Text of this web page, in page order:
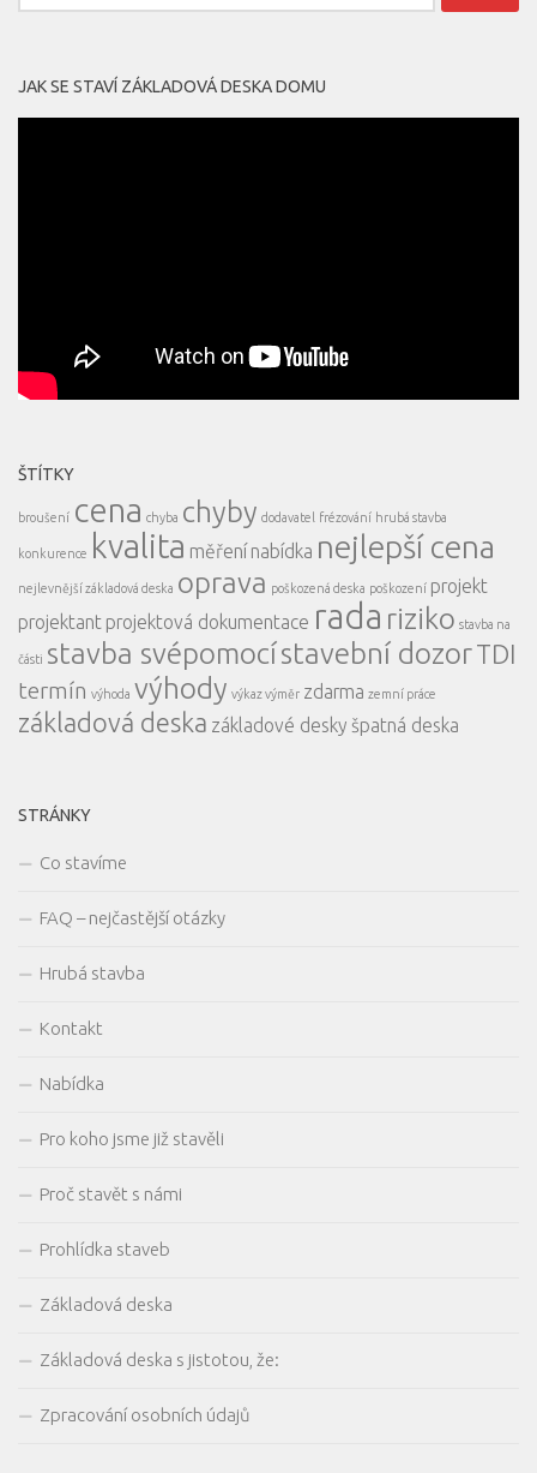
JAK SE STAVÍ ZÁKLADOVÁ DESKA DOMU
ŠTÍTKY
broušení cena chyba chyby dodavatel frézování hrubá stavba
konkurence kvalita měření nabídka nejlepší cena
nejlevnější základová deska oprava poškozená deska poškození projekt
projektant projektová dokumentace rada riziko stavba na
části stavba svépomocístavební dozorTDI
termín výhoda výhody výkaz výměr zdarma zemní práce
základová deska základové desky špatná deska
STRÁNKY
Co stavíme
FAQ – nejčastější otázky
Hrubá stavba
Kontakt
Nabídka
Pro koho jsme již stavěli
Proč stavět s námi
Prohlídka staveb
Základová deska
Základová deska s jistotou, že:
Zpracování osobních údajů